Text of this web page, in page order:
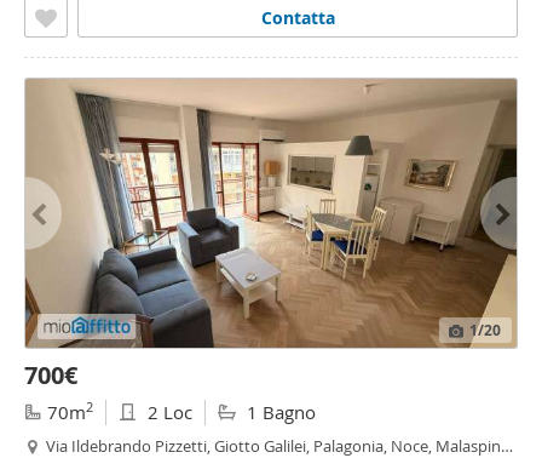
Contatta
1/20
700€
70m2 2 Loc 1 Bagno
Via Ildebrando Pizzetti, Giotto Galilei, Palagonia, Noce, Malaspina -